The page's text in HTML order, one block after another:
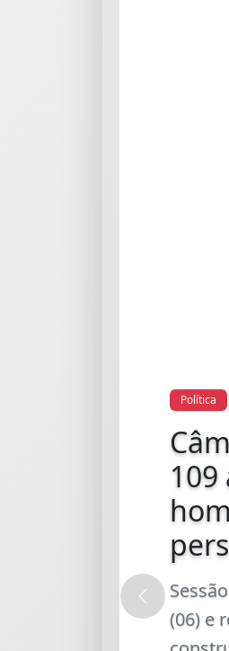
Polícia
O pré-
Anterior